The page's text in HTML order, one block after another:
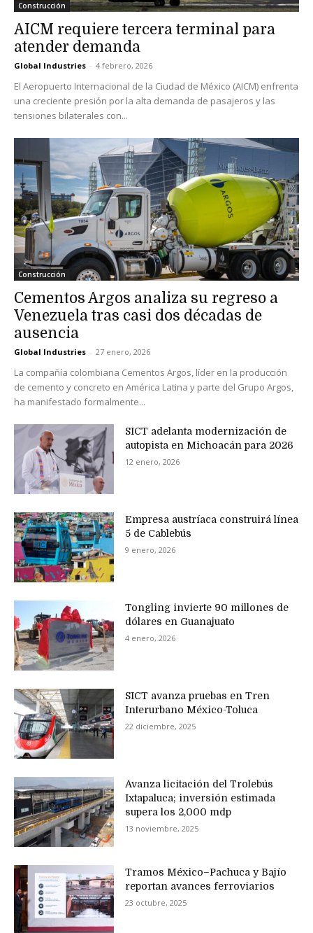
Construcción
AICM requiere tercera terminal para
atender demanda
Global Industries - 4 febrero, 2026
El Aeropuerto Internacional de la Ciudad de México (AICM) enfrenta
una creciente presión por la alta demanda de pasajeros y las
tensiones bilaterales con...
Construcción
Cementos Argos analiza su regreso a
Venezuela tras casi dos décadas de
ausencia
Global Industries - 27 enero, 2026
La compañía colombiana Cementos Argos, líder en la producción
de cemento y concreto en América Latina y parte del Grupo Argos,
ha manifestado formalmente...
SICT adelanta modernización de
autopista en Michoacán para 2026
12 enero, 2026
Empresa austríaca construirá línea
5 de Cablebús
9 enero, 2026
Tongling invierte 90 millones de
dólares en Guanajuato
4 enero, 2026
SICT avanza pruebas en Tren
Interurbano México-Toluca
22 diciembre, 2025
Avanza licitación del Trolebús
Ixtapaluca; inversión estimada
supera los 2,000 mdp
13 noviembre, 2025
Tramos México–Pachuca y Bajío
reportan avances ferroviarios
23 octubre, 2025